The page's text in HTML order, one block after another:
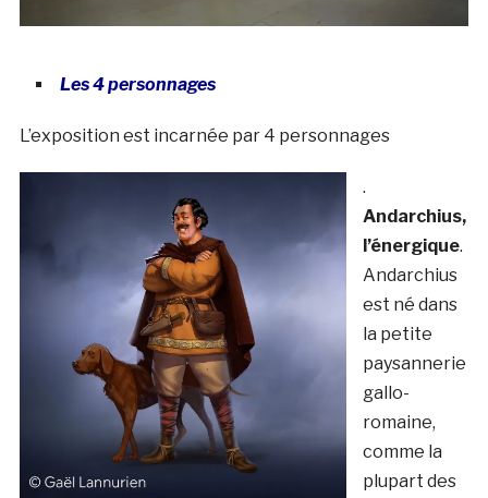
Les 4 personnages
L’exposition est incarnée par 4 personnages
.
Andarchius,
l’énergique.
Andarchius
est né dans
la petite
paysannerie
gallo-
romaine,
comme la
plupart des